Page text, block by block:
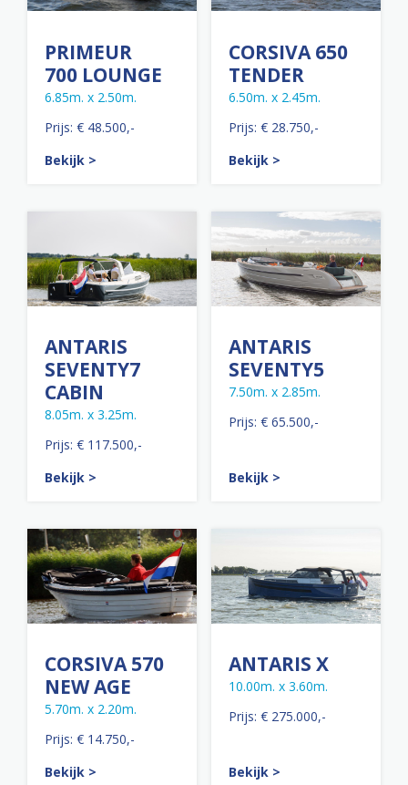
PRIMEUR
700 LOUNGE
6.85m. x 2.50m.
Prijs: € 48.500,-
Bekijk >
CORSIVA 650
TENDER
6.50m. x 2.45m.
Prijs: € 28.750,-
Bekijk >
ANTARIS
SEVENTY7
CABIN
8.05m. x 3.25m.
Prijs: € 117.500,-
Bekijk >
ANTARIS
SEVENTY5
7.50m. x 2.85m.
Prijs: € 65.500,-
Bekijk >
CORSIVA 570
NEW AGE
5.70m. x 2.20m.
Prijs: € 14.750,-
Bekijk >
ANTARIS X
10.00m. x 3.60m.
Prijs: € 275.000,-
Bekijk >